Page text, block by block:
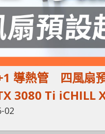
導熱管 四風
3080 Ti iCHILL
02